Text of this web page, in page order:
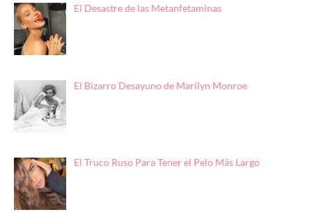
El Desastre de las Metanfetaminas
El Bizarro Desayuno de Marilyn Monroe
El Truco Ruso Para Tener el Pelo Más Largo